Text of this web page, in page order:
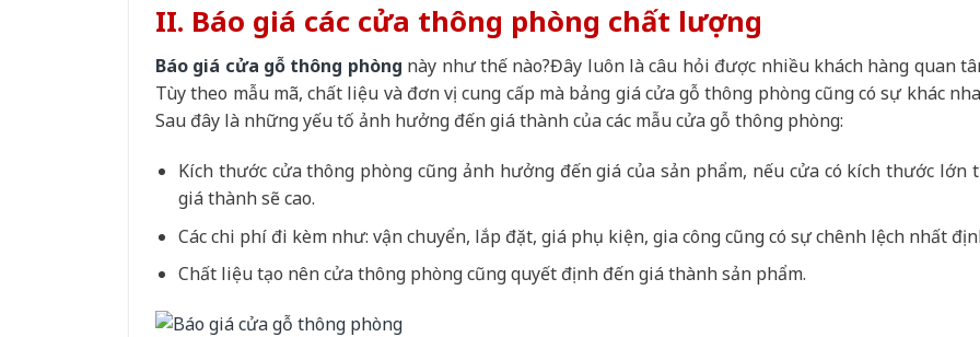
II. Báo giá các cửa thông phòng chất lượng
Báo giá cửa gỗ thông phòng này như thế nào?Đây luôn là câu hỏi được nhiều khách hàng quan
Tùy theo mẫu mã, chất liệu và đơn vị cung cấp mà bảng giá cửa gỗ thông phòng cũng có sự khác
Sau đây là những yếu tố ảnh hưởng đến giá thành của các mẫu cửa gỗ thông phòng:
Kích thước cửa thông phòng cũng ảnh hưởng đến giá của sản phẩm, nếu cửa có kích thước lớn
giá thành sẽ cao.
Các chi phí đi kèm như: vận chuyển, lắp đặt, giá phụ kiện, gia công cũng có sự chênh lệch nhất
Chất liệu tạo nên cửa thông phòng cũng quyết định đến giá thành sản phẩm.